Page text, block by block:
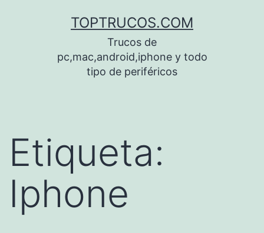
TOPTRUCOS.COM
Trucos de
pc,mac,android,iphone y todo
tipo de periféricos
Etiqueta:
Iphone